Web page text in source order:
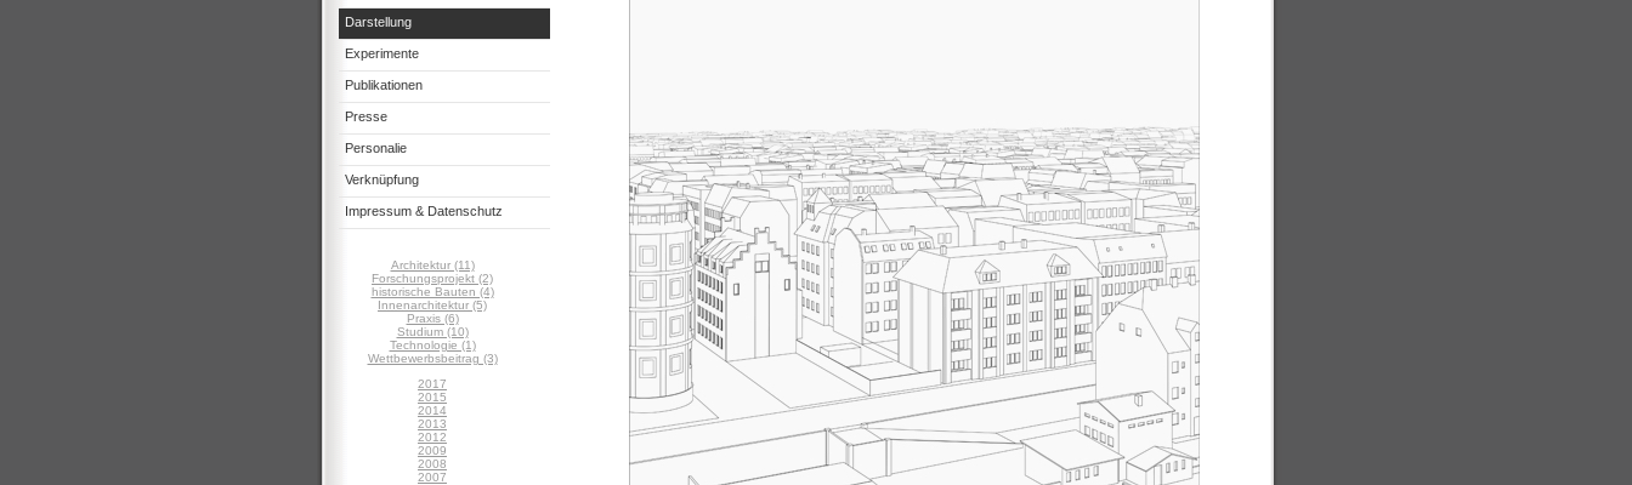
Darstellung
Experimente
Publikationen
Presse
Personalie
Verknüpfung
Impressum & Datenschutz
Architektur (11)
Forschungsprojekt (2)
historische Bauten (4)
Innenarchitektur (5)
Praxis (6)
Studium (10)
Technologie (1)
Wettbewerbsbeitrag (3)
2017
2015
2014
2013
2012
2009
2008
2007